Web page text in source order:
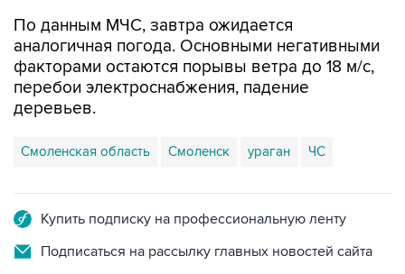
По данным МЧС, завтра ожидается
аналогичная погода. Основными негативными
факторами остаются порывы ветра до 18 м/с,
перебои электроснабжения, падение
деревьев.
Смоленская область Смоленск ураган ЧС
Купить подписку на профессиональную ленту
Подписаться на рассылку главных новостей сайта